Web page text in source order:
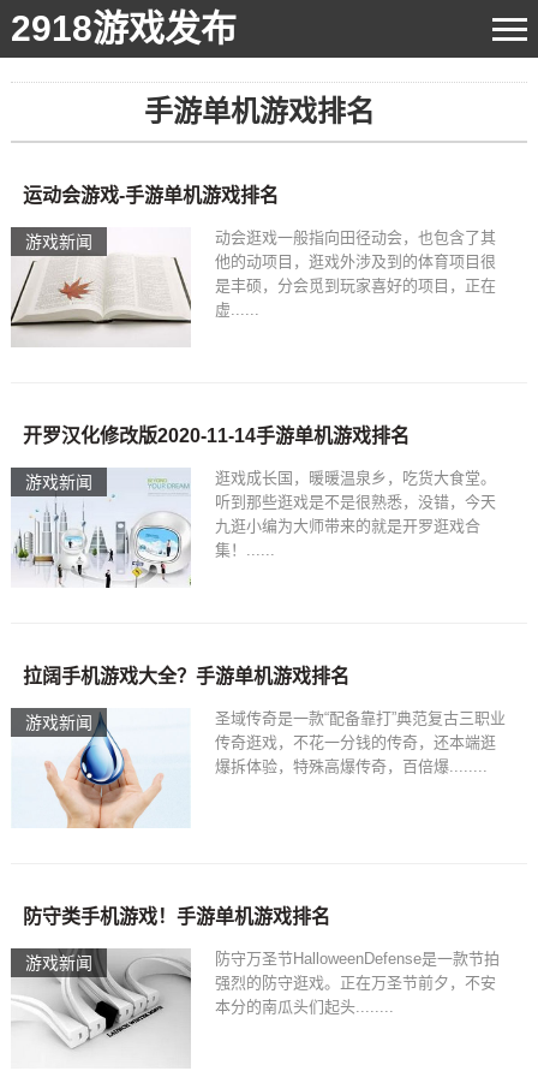
2918游戏发布
手游单机游戏排名
游戏新闻
运动会游戏-手游单机游戏排名
动会逛戏一般指向田径动会，也包含了其
他的动项目，逛戏外涉及到的体育项目很
是丰硕，分会觅到玩家喜好的项目，正在
虚......
游戏新闻
开罗汉化修改版2020-11-14手游单机游戏排名
逛戏成长国，暖暖温泉乡，吃货大食堂。
听到那些逛戏是不是很熟悉，没错，今天
九逛小编为大师带来的就是开罗逛戏合
集！......
游戏新闻
拉阔手机游戏大全？手游单机游戏排名
圣域传奇是一款“配备靠打”典范复古三职业
传奇逛戏，不花一分钱的传奇，还本端逛
爆拆体验，特殊高爆传奇，百倍爆........
游戏新闻
防守类手机游戏！手游单机游戏排名
防守万圣节HalloweenDefense是一款节拍
强烈的防守逛戏。正在万圣节前夕，不安
本分的南瓜头们起头........